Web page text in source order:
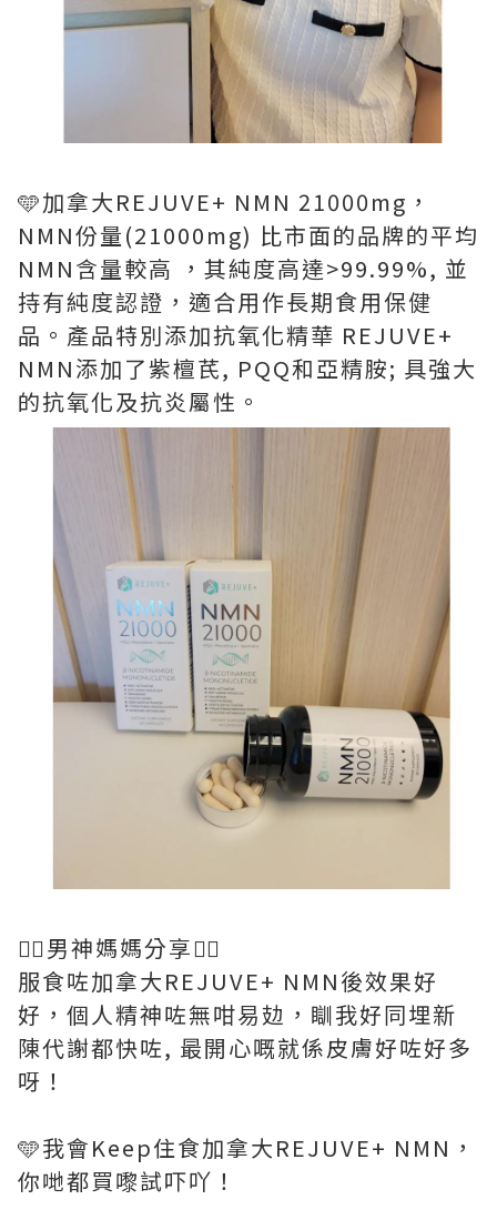
🩵加拿大REJUVE+ NMN 21000mg，
NMN份量(21000mg) 比市面的品牌的平均
NMN含量較高 ，其純度高達>99.99%, 並
持有純度認證，適合用作長期食用保健
品。產品特別添加抗氧化精華 REJUVE+
NMN添加了紫檀芪, PQQ和亞精胺; 具強大
的抗氧化及抗炎屬性。
💁‍♀️男神媽媽分享💁‍♀️
服食咗加拿大REJUVE+ NMN後效果好
好，個人精神咗無咁易攰，瞓我好同埋新
陳代謝都快咗, 最開心嘅就係皮膚好咗好多
呀！
🩵我會Keep住食加拿大REJUVE+ NMN，
你哋都買嚟試吓吖！